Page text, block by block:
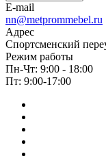
E-mail
nn@metprommebel.ru
Адрес
Спортсменский
Режим работы
Пн-Чт: 9:00 - 18:00
Пт: 9:00-17:00